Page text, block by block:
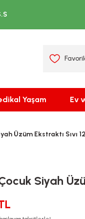
Yaşam Ev
Üzüm Ekstraktı Sıvı
Siyah